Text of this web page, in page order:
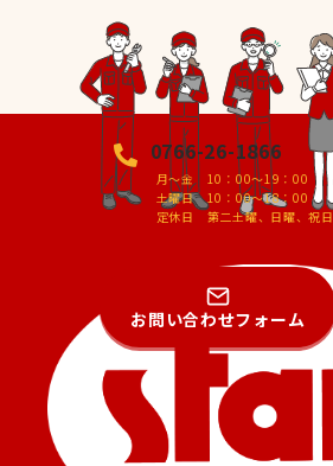
0766-26-1866
月～金 10：00～19：00
土曜日 10：00～18：00
定休日 第二土曜、日曜、祝日
お問い合わせフォーム